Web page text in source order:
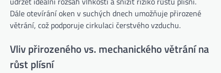
Dále otevírání oken v suchých dnech umožňuje přirozené
větrání, což podporuje cirkulaci čerstvého vzduchu.
Vliv přirozeného vs. mechanického větrání na
růst plísní